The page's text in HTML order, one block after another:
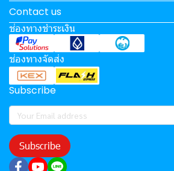
Contact us
ช่องทางชำระเงิน
ช่องทางจัดส่ง
Subscribe
Subscribe